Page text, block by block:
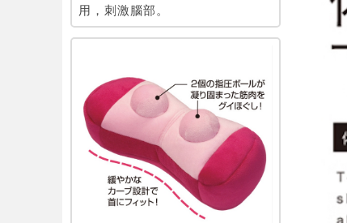
用，刺激腦部。